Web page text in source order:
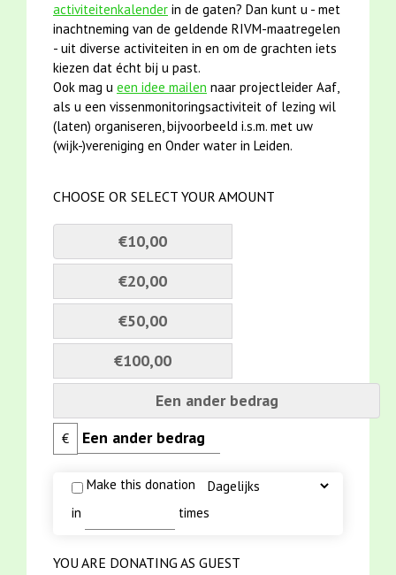
activiteitenkalender in de gaten? Dan kunt u - met
inachtneming van de geldende RIVM-maatregelen
- uit diverse activiteiten in en om de grachten iets
kiezen dat écht bij u past.
Ook mag u een idee mailen naar projectleider Aaf,
als u een vissenmonitoringsactiviteit of lezing wil
(laten) organiseren, bijvoorbeeld i.s.m. met uw
(wijk-)vereniging en Onder water in Leiden.
CHOOSE OR SELECT YOUR AMOUNT
€10,00
€20,00
€50,00
€100,00
Een ander bedrag
€
Make this donation
in
times
YOU ARE DONATING AS GUEST